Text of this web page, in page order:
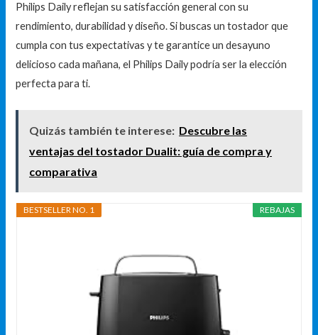
Philips Daily reflejan su satisfacción general con su
rendimiento, durabilidad y diseño. Si buscas un tostador que
cumpla con tus expectativas y te garantice un desayuno
delicioso cada mañana, el Philips Daily podría ser la elección
perfecta para ti.
Quizás también te interese: Descubre las
ventajas del tostador Dualit: guía de compra y
comparativa
REBAJAS
BESTSELLER NO. 1